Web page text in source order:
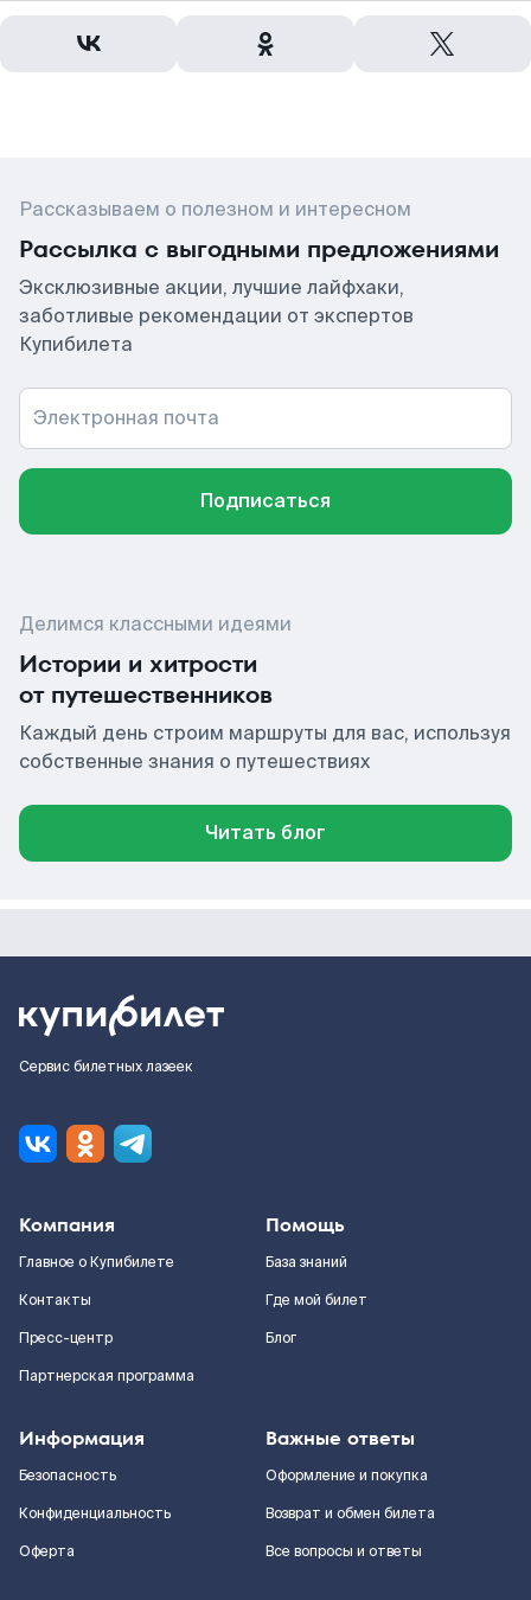
Рассказываем о полезном и интересном
Рассылка с выгодными предложениями
Эксклюзивные акции, лучшие лайфхаки,
заботливые рекомендации от экспертов
Купибилета
Электронная почта
Подписаться
Делимся классными идеями
Истории и хитрости
от путешественников
Каждый день строим маршруты для вас, используя
собственные знания о путешествиях
Читать блог
Сервис билетных лазеек
Компания
Главное о Купибилете
Контакты
Пресс-центр
Партнерская программа
Помощь
База знаний
Где мой билет
Блог
Информация
Безопасность
Конфиденциальность
Оферта
Важные ответы
Оформление и покупка
Возврат и обмен билета
Все вопросы и ответы